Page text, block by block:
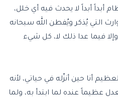
أبداً لا يحدث فيه أي خلل،
التي يُذكر ويُفطن الله سبحانه
وإلا فيما عدا ذلك لا، كل شيء
أنا حين أنزّله في حياتي، لأنه
عظيماً عنده لما ابتدأ به، ولما